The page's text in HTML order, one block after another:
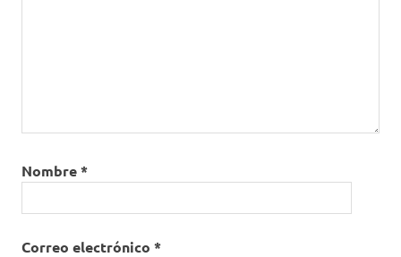
Nombre*
Correo electrónico *